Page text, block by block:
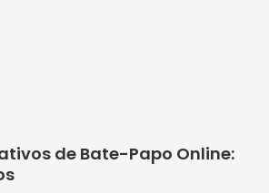
de Bate-Papo Online: